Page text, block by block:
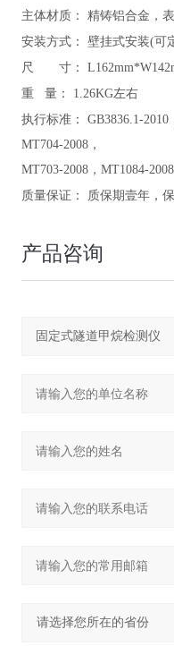
主体材质：
精铸铝合金，
安装方式：
壁挂式安装(可
尺 寸：
重 量：
1.26KG左右
执行标准：
GB3836.1-2010
MT704-2008，
MT703-2008，MT1084-
质量保证：
质保期壹年，
产品咨询